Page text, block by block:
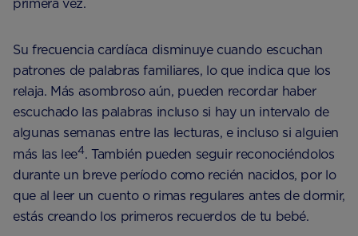
primera vez.
Su frecuencia cardíaca disminuye cuando escuchan
patrones de palabras familiares, lo que indica que los
relaja. Más asombroso aún, pueden recordar haber
escuchado las palabras incluso si hay un intervalo de
algunas semanas entre las lecturas, e incluso si alguien
más las lee4. También pueden seguir reconociéndolos
durante un breve período como recién nacidos, por lo
que al leer un cuento o rimas regulares antes de dormir,
estás creando los primeros recuerdos de tu bebé.